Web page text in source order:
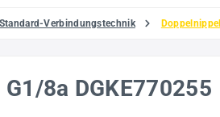
Standard-Verbindungstechnik Doppelnippel
8a DGKE770255